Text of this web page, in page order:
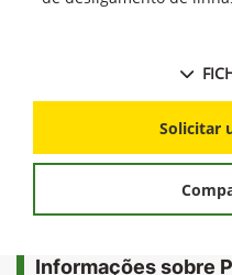
7% maior economia
de desligamento de